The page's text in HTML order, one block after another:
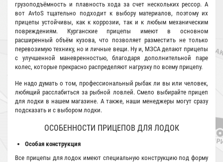
грузоподъёмность и плавность хода за счет нескольких рессор. А
вот AvtoS тщательно подходит к выбору материалов, поэтому их
прицепы устойчивы, как к коррозии, так и к любым механическим
повреждениям. Курганские прицепы имеют в основном
расширенный объём кузова, что позволяет разместить не только
перевозимую технику, но и личные вещи. Ну и, МЗСА делают прицепы
с улучшенной маневренностью, благодаря дополнительной паре
колес, которые прекрасно распределяют нагрузку по всему прицепу.
Не надо думать о том, профессиональный рыбак ли вы или человек,
любящий расслабиться за рыбной ловлей. Смело выбирайте прицеп
для лодки в нашем магазине. А также, наши менеджеры могут сразу
подсказать и с выбором лодки.
ОСОБЕННОСТИ ПРИЦЕПОВ ДЛЯ ЛОДОК
Особая конструкция
Все прицепы для лодок имеют специальную конструкцию под форму